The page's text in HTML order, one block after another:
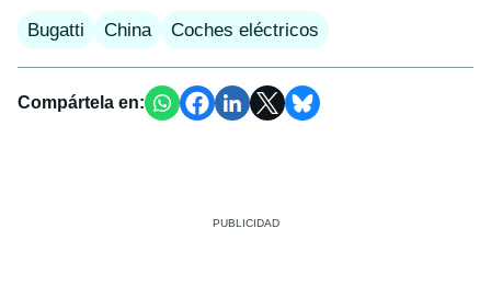
Bugatti China Coches eléctricos
Compártela en: